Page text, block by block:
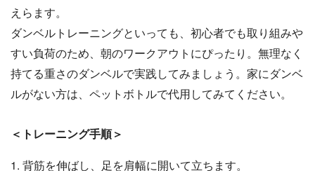
えらます。
ダンベルトレーニングといっても、初心者でも取り組みや
すい負荷のため、朝のワークアウトにぴったり。無理なく
持てる重さのダンベルで実践してみましょう。家にダンベ
ルがない方は、ペットボトルで代用してみてください。
＜トレーニング手順＞
1. 背筋を伸ばし、足を肩幅に開いて立ちます。